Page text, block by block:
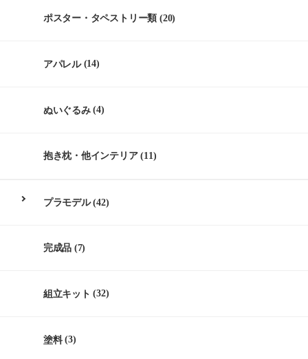
ポスター・タペストリー類 (20)
アパレル(14)
ぬいぐるみ(4)
抱き枕・他インテリア(11)
プラモデル(42)
完成品 (7)
組立キット (32)
塗料(3)